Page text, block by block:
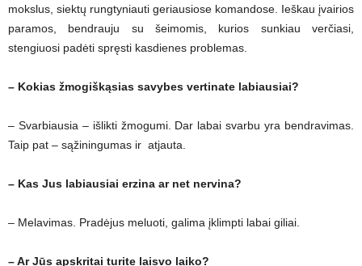
mokslus, siektų rungtyniauti geriausiose komandose. Ieškau įvairios
paramos, bendrauju su šeimomis, kurios sunkiau verčiasi,
stengiuosi padėti spręsti kasdienes problemas.
– Kokias žmogiškąsias savybes vertinate labiausiai?
– Svarbiausia – išlikti žmogumi. Dar labai svarbu yra bendravimas.
Taip pat – sąžiningumas ir atjauta.
– Kas Jus labiausiai erzina ar net nervina?
– Melavimas. Pradėjus meluoti, galima įklimpti labai giliai.
– Ar Jūs apskritai turite laisvo laiko?